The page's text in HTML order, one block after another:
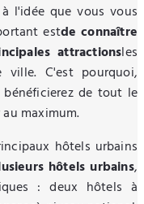
l'idée que vous vous
estde connaître
attractionsles
ville. C'est pourquoi,
de tout le
maximum.
hôtels urbains
hôtels urbains,
: deux hôtels à